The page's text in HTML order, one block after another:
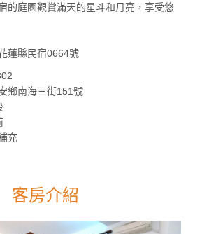
的庭園觀賞滿天的星斗和月亮，享受悠
蓮縣民宿0664號
鄉南海三街151號
充
客房介紹